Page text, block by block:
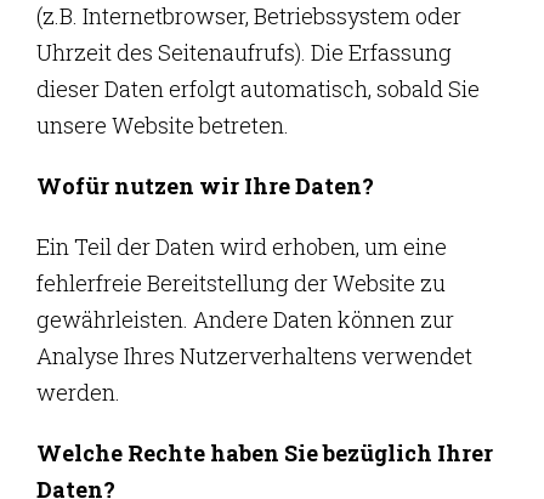
(z.B. Internetbrowser, Betriebssystem oder
Uhrzeit des Seitenaufrufs). Die Erfassung
dieser Daten erfolgt automatisch, sobald Sie
unsere Website betreten.
Wofür nutzen wir Ihre Daten?
Ein Teil der Daten wird erhoben, um eine
fehlerfreie Bereitstellung der Website zu
gewährleisten. Andere Daten können zur
Analyse Ihres Nutzerverhaltens verwendet
werden.
Welche Rechte haben Sie bezüglich Ihrer
Daten?